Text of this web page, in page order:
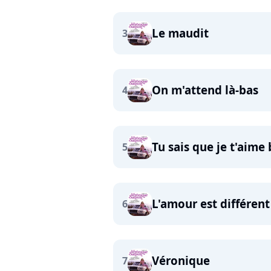
3 Le maudit
4 On m'attend là-bas
5 Tu sais que je t'aime
6 L'amour est différent
7 Véronique